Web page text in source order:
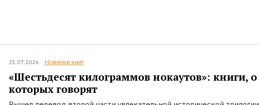
21.07.2026 Новинки книг
«Шестьдесят килограммов нокаутов»: книги, о
которых говорят